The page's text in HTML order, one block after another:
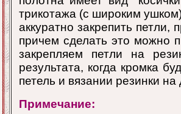
трикотажа (с широким
аккуратно закрепить
причем сделать это можно
закрепляем петли на
результата, когда кромка
петель и вязании резинки
Примечание: